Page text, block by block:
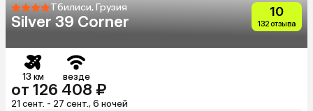
Тбилиси, Грузия
Silver 39 Corner
10
132 отзыва
13 км везде
от 126 408 ₽
21 сент. - 27 сент., 6 ночей